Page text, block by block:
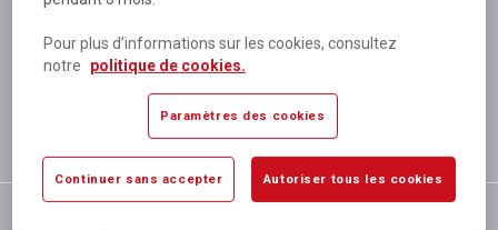
Plus de 80 000 références
disponibles
Expédition le jour même
si validation avant 12h
satisfaction totale
Pour plus d’informations sur les cookies, consultez
notre
politique de cookies.
Paramètres des cookies
Continuer sans accepter Autoriser tous les cookies